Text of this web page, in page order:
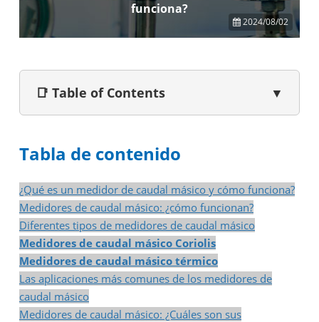
funciona?
2024/08/02
📑 Table of Contents ▼
Tabla de contenido
¿Qué es un medidor de caudal másico y cómo funciona?
Medidores de caudal másico: ¿cómo funcionan?
Diferentes tipos de medidores de caudal másico
Medidores de caudal másico Coriolis
Medidores de caudal másico térmico
Las aplicaciones más comunes de los medidores de
caudal másico
Medidores de caudal másico: ¿Cuáles son sus